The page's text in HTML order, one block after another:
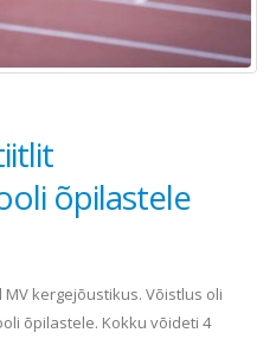
õpilastele
MV kergejõustikus. Võistlus oli
õpilastele. Kokku võideti 4